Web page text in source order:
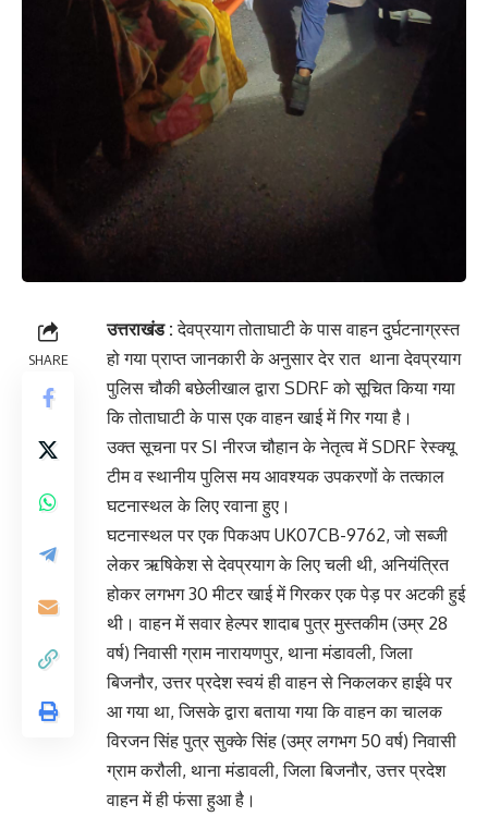
SHARE
उत्तराखंड : देवप्रयाग तोताघाटी के पास वाहन दुर्घटनाग्रस्त
हो गया प्राप्त जानकारी के अनुसार देर रात थाना देवप्रयाग
पुलिस चौकी बछेलीखाल द्वारा SDRF को सूचित किया गया
कि तोताघाटी के पास एक वाहन खाई में गिर गया है।
उक्त सूचना पर SI नीरज चौहान के नेतृत्व में SDRF रेस्क्यू
टीम व स्थानीय पुलिस मय आवश्यक उपकरणों के तत्काल
घटनास्थल के लिए रवाना हुए।
घटनास्थल पर एक पिकअप UK07CB-9762, जो सब्जी
लेकर ऋषिकेश से देवप्रयाग के लिए चली थी, अनियंत्रित
होकर लगभग 30 मीटर खाई में गिरकर एक पेड़ पर अटकी हुई
थी। वाहन में सवार हेल्पर शादाब पुत्र मुस्तकीम (उम्र 28
वर्ष) निवासी ग्राम नारायणपुर, थाना मंडावली, जिला
बिजनौर, उत्तर प्रदेश स्वयं ही वाहन से निकलकर हाईवे पर
आ गया था, जिसके द्वारा बताया गया कि वाहन का चालक
विरजन सिंह पुत्र सुक्के सिंह (उम्र लगभग 50 वर्ष) निवासी
ग्राम करौली, थाना मंडावली, जिला बिजनौर, उत्तर प्रदेश
वाहन में ही फंसा हुआ है।